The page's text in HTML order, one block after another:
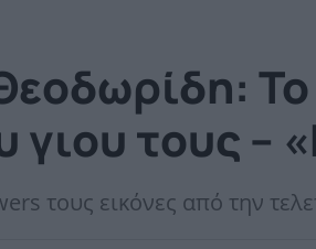
γιου τους –
τους εικόνες από την